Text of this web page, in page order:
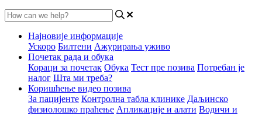
Најновије информације
Ускоро Билтени Ажурирања уживо
Почетак рада и обука
Кораци за почетак Обука Тест пре позива Потребан је
налог Шта ми треба?
Коришћење видео позива
За пацијенте Контролна табла клинике Даљинско
физиолошко праћење Апликације и алати Водичи и